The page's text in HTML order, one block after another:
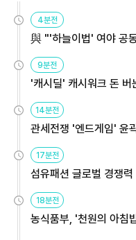
4분전
與 "'하늘이법' 여야 공
9분전
'캐시딜' 캐시워크 돈 버
14분전
관세전쟁 '엔드게임' 윤
17분전
섬유패션 글로벌 경쟁
18분전
농식품부, '천원의 아침